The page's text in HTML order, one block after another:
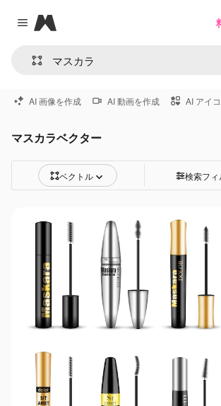
Close menu
Magnific
AI 画像を作成 AI 動画を作成 AI アイ
マスカラベクター
ベクトル 検索フィ